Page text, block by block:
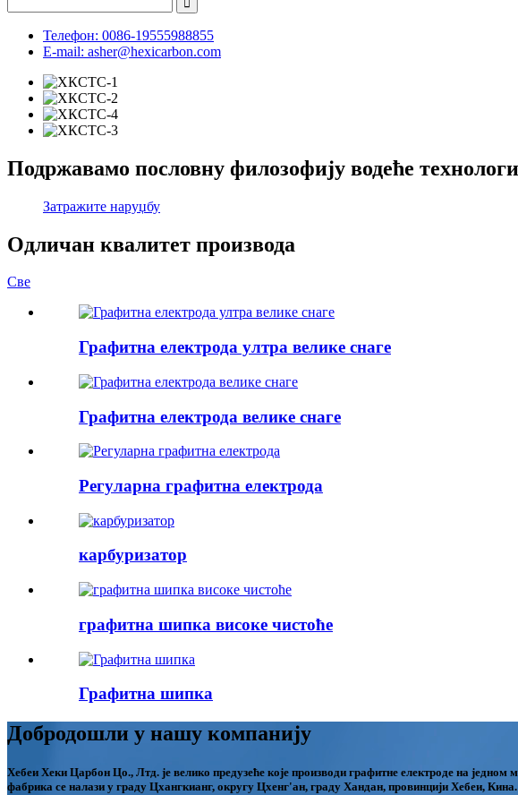
Телефон: 0086-19555988855
E-mail: asher@hexicarbon.com
Подржавамо пословну филозофију водеће
Затражите наруџбу
Одличан квалитет производа
Све
Графитна електрода ултра велике снаге
Графитна електрода велике снаге
Регуларна графитна електрода
карбуризатор
графитна шипка високе чистоће
Графитна шипка
Добродошли у нашу компанију
Хебеи Хеки Царбон Цо., Лтд. је велико предузеће које производи графитне електроде на
фабрика се налази у граду Цхангкианг, округу Цхенг'ан, граду Хандан, провинцији Хебеи,